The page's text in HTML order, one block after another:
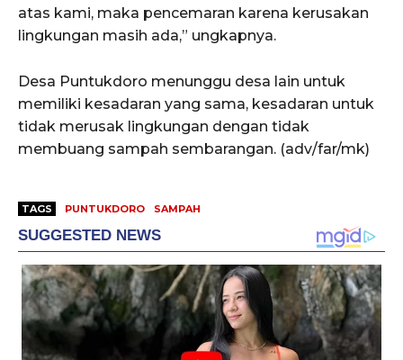
atas kami, maka pencemaran karena kerusakan
lingkungan masih ada,” ungkapnya.
Desa Puntukdoro menunggu desa lain untuk
memiliki kesadaran yang sama, kesadaran untuk
tidak merusak lingkungan dengan tidak
membuang sampah sembarangan. (adv/far/mk)
TAGS PUNTUKDORO SAMPAH